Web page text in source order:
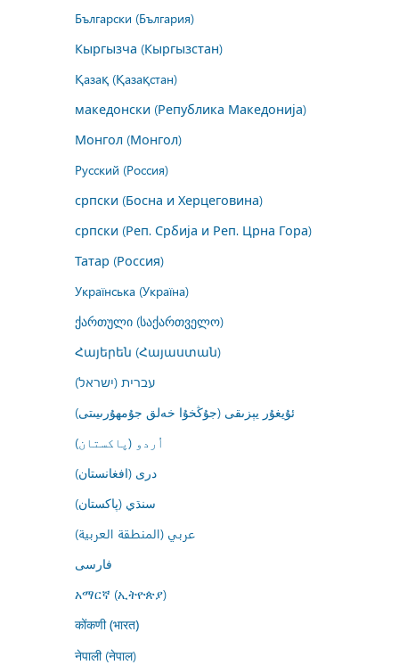
Български (България)
Кыргызча (Кыргызстан)
Қазақ (Қазақстан)
македонски (Република Македонија)
Монгол (Монгол)
Русский (Россия)
српски (Босна и Херцеговина)
српски (Реп. Србија и Реп. Црна Гора)
Татар (Россия)
Українська (Україна)
ქართული (საქართველო)
Հայերեն (Հայաստան)
עברית (ישראל)
ئۇيغۇر يېزىقى (جۇڭخۇا خەلق جۇمھۇرىيىتى)
اُردو (پاکستان)
درى (افغانستان)
سنڌي (پاکستان)
عربي (المنطقة العربية)
فارسى
አማርኛ (ኢትዮጵያ)
कोंकणी (भारत)
नेपाली (नेपाल)